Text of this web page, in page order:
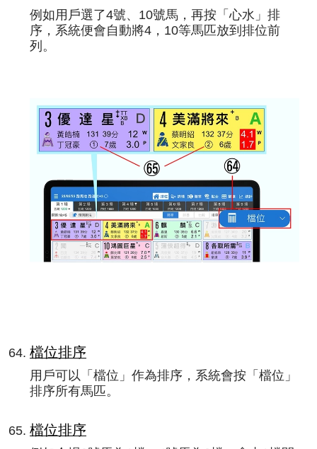
例如用戶選了4號、10號馬，再按「心水」排
序，系統便會自動將4，10等馬匹放到排位前
列。
檔位排序
用戶可以「檔位」作為排序，系統會按「檔位」
排序所有馬匹。
檔位排序